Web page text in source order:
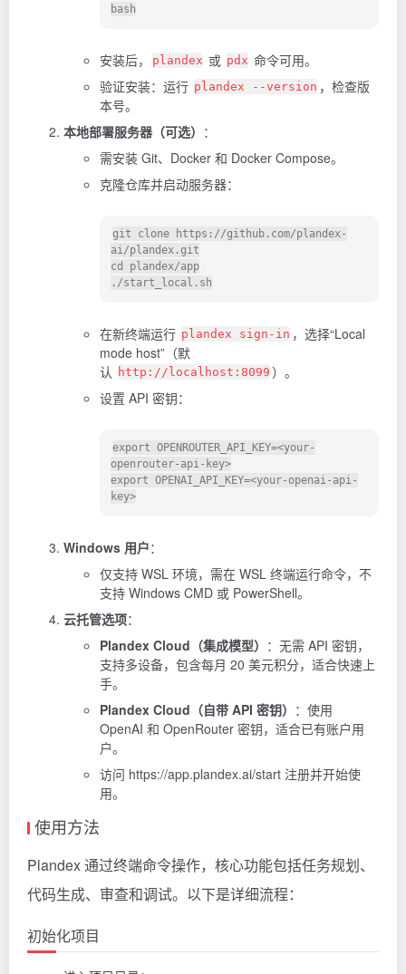
安装后， plandex 或 pdx 命令可用。
验证安装：运行 plandex --version ，检查版
本号。
本地部署服务器（可选） ：
需安装 Git、Docker 和 Docker Compose。
克隆仓库并启动服务器：
git clone https://github.com/plandex-
ai/plandex.git
cd plandex/app
在新终端运行 plandex sign-in ，选择“Local
mode host”（默
认
http://localhost:8099 ）。
设置 API 密钥：
export OPENROUTER_API_KEY=<your-
openrouter-api-key>
export OPENAI_API_KEY=<your-openai-api-
Windows 用户：
仅支持 WSL 环境，需在 WSL 终端运行命令，不
支持 Windows CMD 或 PowerShell。
云托管选项：
Plandex Cloud（集成模型） ：无需 API 密钥，
支持多设备，包含每月 20 美元积分，适合快速上
手。
Plandex Cloud（自带 API 密钥） ：使用
OpenAI 和 OpenRouter 密钥，适合已有账户用
户。
访问 https://app.plandex.ai/start 注册并开始使
用。
使用方法
Plandex 通过终端命令操作，核心功能包括任务规划、
代码生成、审查和调试。以下是详细流程：
初始化项目